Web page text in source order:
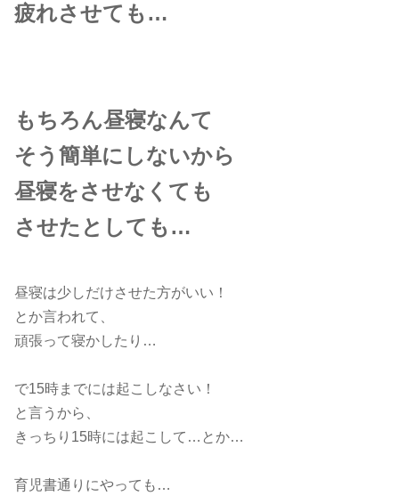
疲れさせても…
もちろん昼寝なんて
そう簡単にしないから
昼寝をさせなくても
させたとしても…
昼寝は少しだけさせた方がいい！
とか言われて、
頑張って寝かしたり…
で15時までには起こしなさい！
と言うから、
きっちり15時には起こして…とか…
育児書通りにやっても…